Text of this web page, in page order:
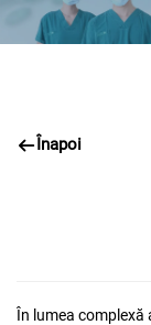
Înapoi
În lumea complexă